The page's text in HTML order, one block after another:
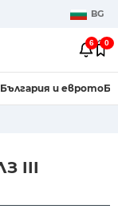
BG
6 0
България и еврото
III